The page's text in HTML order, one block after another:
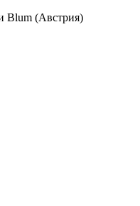
Blum (Австрия)